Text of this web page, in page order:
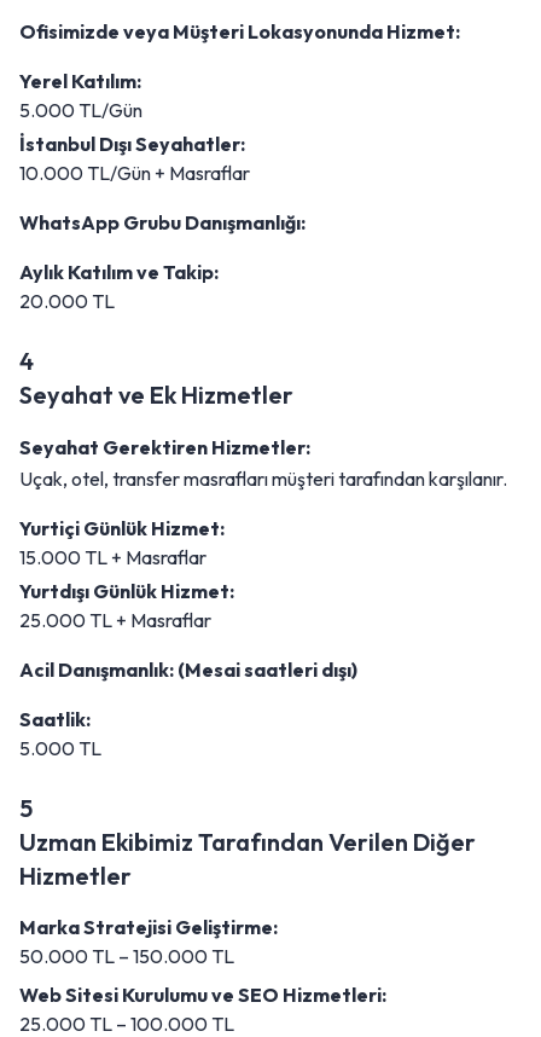
Ofisimizde veya Müşteri Lokasyonunda Hizmet:
Yerel Katılım:
5.000 TL/Gün
İstanbul Dışı Seyahatler:
10.000 TL/Gün + Masraflar
WhatsApp Grubu Danışmanlığı:
Aylık Katılım ve Takip:
20.000 TL
4
Seyahat ve Ek Hizmetler
Seyahat Gerektiren Hizmetler:
Uçak, otel, transfer masrafları müşteri tarafından karşılanır.
Yurtiçi Günlük Hizmet:
15.000 TL + Masraflar
Yurtdışı Günlük Hizmet:
25.000 TL + Masraflar
Acil Danışmanlık: (Mesai saatleri dışı)
Saatlik:
5.000 TL
5
Uzman Ekibimiz Tarafından Verilen Diğer
Hizmetler
Marka Stratejisi Geliştirme:
50.000 TL – 150.000 TL
Web Sitesi Kurulumu ve SEO Hizmetleri:
25.000 TL – 100.000 TL